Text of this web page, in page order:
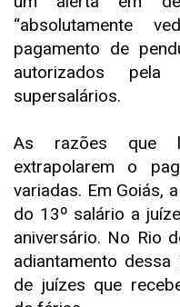
“absolutamente
pagamento de
autorizados
supersalários.
As razões que
extrapolarem o
variadas. Em Goiás,
do 13º salário a
aniversário. No Rio
adiantamento
de juízes que